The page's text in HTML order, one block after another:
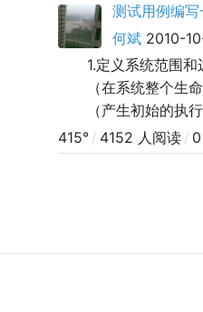
测试用例编
何斌 2010-
1.定义系统范围和
（在系统整个生命
（产生初始的执行
查最外部的概要用例
415° / 4152 人阅读 /